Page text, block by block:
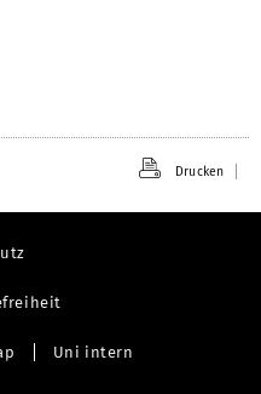
Drucken
Uni intern